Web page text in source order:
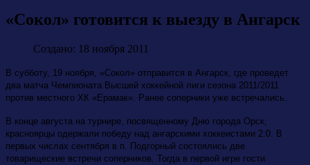
«Сокол» готовится к выезду в Ангарск
Создано: 18 ноября 2011
В субботу, 19 ноября, «Сокол» отправится в Ангарск, где проведет
два матча Чемпионата Высшей хоккейной лиги сезона 2011/2011
против местного ХК «Ерамак». Ранее соперники уже встречались.
В конце августа на турнире, посвященному Дню города Орск,
красноярцы одержали победу над ангарскими хоккеистами 2:0. В
первых числах сентября в п. Подгорный состоялись две
товарищеские встречи соперников. Тогда в первой игре гости